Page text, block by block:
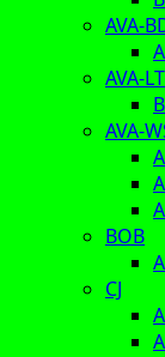
AVA-
AVA-
AVA-
BOB
CJ